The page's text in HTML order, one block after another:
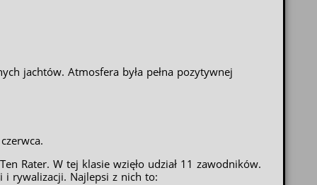
jachtów. Atmosfera była pełna pozytywnej
Rater. W tej klasie wzięło udział 11 zawodników.
i rywalizacji. Najlepsi z nich to: